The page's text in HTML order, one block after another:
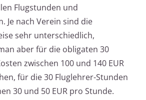
Flugstunden und
Je nach Verein sind die
sehr unterschiedlich,
aber für die obligaten 30
zwischen 100 und 140 EUR
für die 30 Fluglehrer-Stunden
30 und 50 EUR pro Stunde.